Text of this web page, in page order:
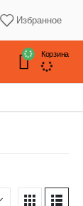
Избранное
Корзина